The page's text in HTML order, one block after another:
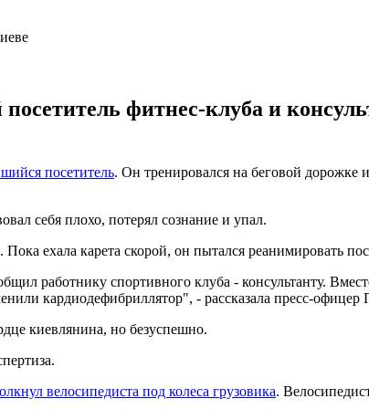
фитнес-клуба и
посетитель. Он тренировался на беговой
себя плохо, потерял сознание и упал.
ехала карета скорой, он пытался реанимировать
работнику спортивного клуба - консультанту.
кардиодефибриллятор", - рассказала пресс-
киевлянина, но безуспешно.
велосипедиста под колеса грузовика.